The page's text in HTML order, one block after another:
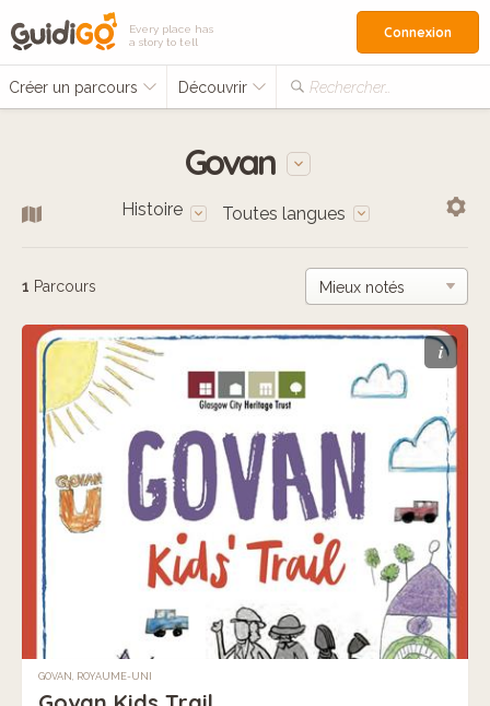
Every place has
a story to tell
Créer un parcours Découvrir Rechercher…
Connexion
Govan
Histoire Toutes langues
1 Parcours
i
GOVAN, ROYAUME-UNI